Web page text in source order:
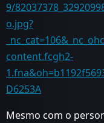
9/
o.jpg?
content.fcgh2-
D6253A
Mesmo com o